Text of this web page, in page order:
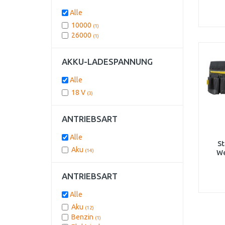
Alle
10000 (1)
26000 (1)
AKKU-LADESPANNUNG
Alle
18 V (3)
ANTRIEBSART
Alle
Aku (14)
ANTRIEBSART
Alle
Aku (12)
Benzin (1)